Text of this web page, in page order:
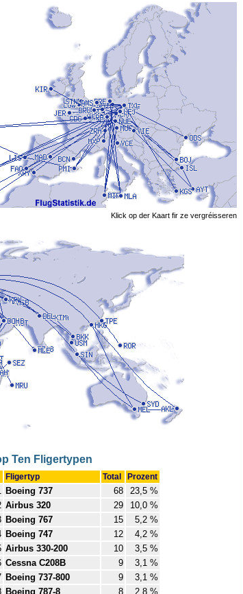
Klick op der Kaart fir ze vergréisseren
Ten Fligertypen
Fligertyp Total Prozent
Boeing 737 68
23,5 %
Airbus 320 29
10,0 %
Boeing 767 15
5,2 %
Boeing 747 12
4,2 %
Airbus 330-200 10
3,5 %
Cessna C208B 9
3,1 %
Boeing 737-800 9
3,1 %
Boeing 787-8 8 2,8 %